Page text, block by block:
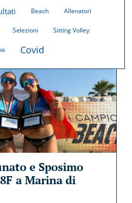
Beach Allenatori
Selezioni Sitting Volley
Covid
e Sposimo
a Marina di